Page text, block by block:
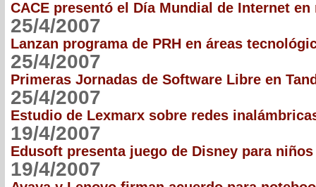
CACE presentó el Día Mundial de Internet en
25/4/2007
Lanzan programa de PRH en áreas
25/4/2007
Primeras Jornadas de Software Libre en
25/4/2007
Estudio de Lexmarx sobre redes
19/4/2007
Edusoft presenta juego de Disney para niños
19/4/2007